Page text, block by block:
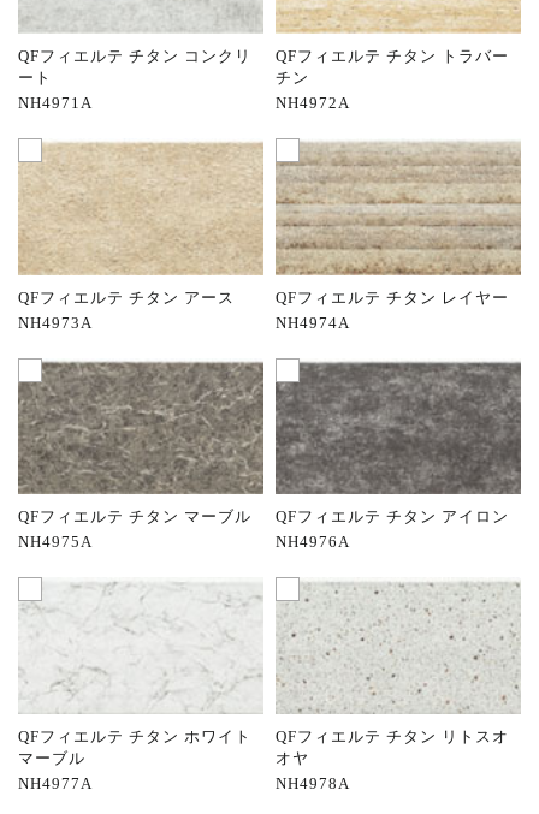
QFフィエルテ チタン コンクリ
ート
NH4971A
QFフィエルテ チタン トラバー
チン
NH4972A
QFフィエルテ チタン アース
NH4973A
QFフィエルテ チタン レイヤー
NH4974A
QFフィエルテ チタン マーブル
NH4975A
QFフィエルテ チタン アイロン
NH4976A
QFフィエルテ チタン ホワイト
マーブル
NH4977A
QFフィエルテ チタン リトスオ
オヤ
NH4978A